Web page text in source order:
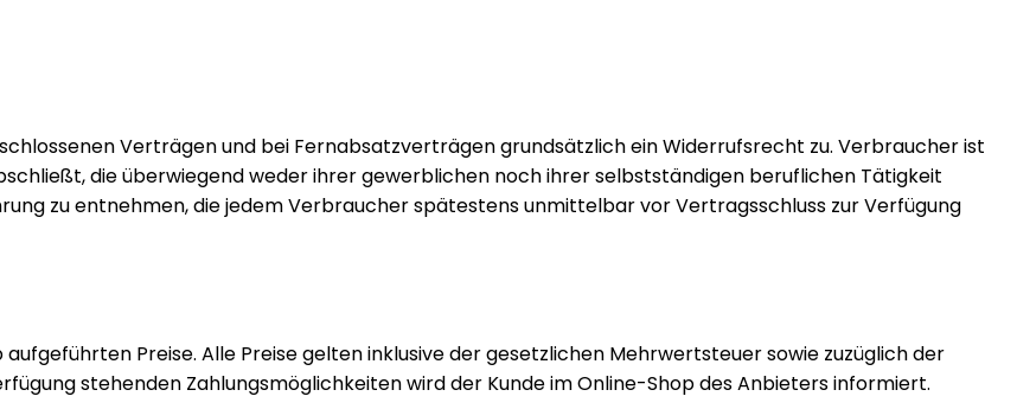
Verträgen und bei Fernabsatzverträgen grundsätzlich ein Widerrufsrecht zu. Verbraucher ist
die überwiegend weder ihrer gewerblichen noch ihrer selbstständigen beruflichen Tätigkeit
zu entnehmen, die jedem Verbraucher spätestens unmittelbar vor Vertragsschluss zur Verfügung
Preise. Alle Preise gelten inklusive der gesetzlichen Mehrwertsteuer sowie zuzüglich der
stehenden Zahlungsmöglichkeiten wird der Kunde im Online-Shop des Anbieters informiert.